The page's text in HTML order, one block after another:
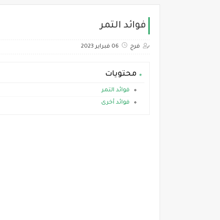
فوائد التمر
فرح 06 فبراير 2023
محتويات
فوائد التمر
فوائد أخرى